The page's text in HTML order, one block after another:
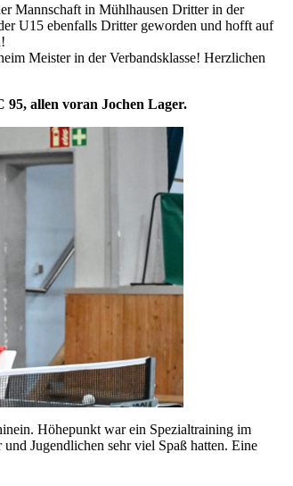
Mannschaft in Mühlhausen Dritter in der
U15 ebenfalls Dritter geworden und hofft auf
Meister in der Verbandsklasse! Herzlichen
95, allen voran Jochen Lager.
Höhepunkt war ein Spezialtraining im
Jugendlichen sehr viel Spaß hatten. Eine